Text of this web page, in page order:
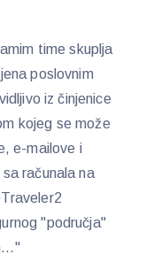
time skuplja
poslovnim
iz činjenice
kojeg se može
e-mailove i
računala na
"područja"